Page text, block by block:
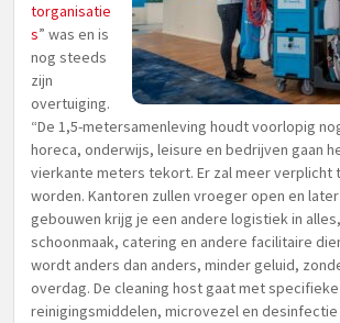
torganisatie
s” was en is
nog steeds
zijn
overtuiging.
“De 1,5-metersamenleving houdt voorlopig
horeca, onderwijs, leisure en bedrijven gaan
vierkante meters tekort. Er zal meer verplicht
worden. Kantoren zullen vroeger open en later
gebouwen krijg je een andere logistiek in
schoonmaak, catering en andere facilitaire
wordt anders dan anders, minder geluid,
overdag. De cleaning host gaat met specifieke
reinigingsmiddelen, microvezel en desinfectie